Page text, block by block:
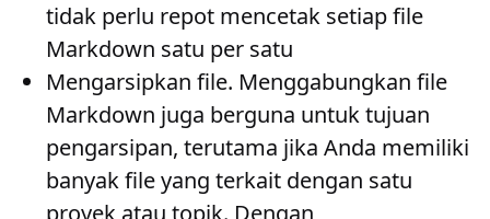
tidak perlu repot mencetak setiap file
Markdown satu per satu
Mengarsipkan file. Menggabungkan file
Markdown juga berguna untuk tujuan
pengarsipan, terutama jika Anda memiliki
banyak file yang terkait dengan satu
proyek atau topik. Dengan